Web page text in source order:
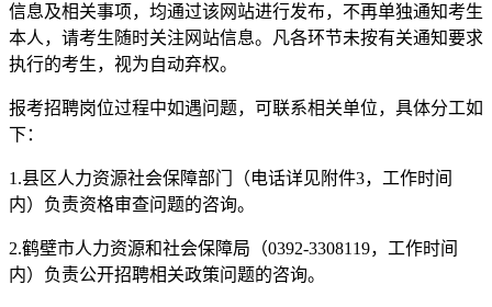
信息及相关事项，均通过该网站进行发布，不再单独通知考生
本人，请考生随时关注网站信息。凡各环节未按有关通知要求
执行的考生，视为自动弃权。
报考招聘岗位过程中如遇问题，可联系相关单位，具体分工如
下：
1.县区人力资源社会保障部门（电话详见附件3，工作时间
内）负责资格审查问题的咨询。
2.鹤壁市人力资源和社会保障局（0392-3308119，工作时间
内）负责公开招聘相关政策问题的咨询。